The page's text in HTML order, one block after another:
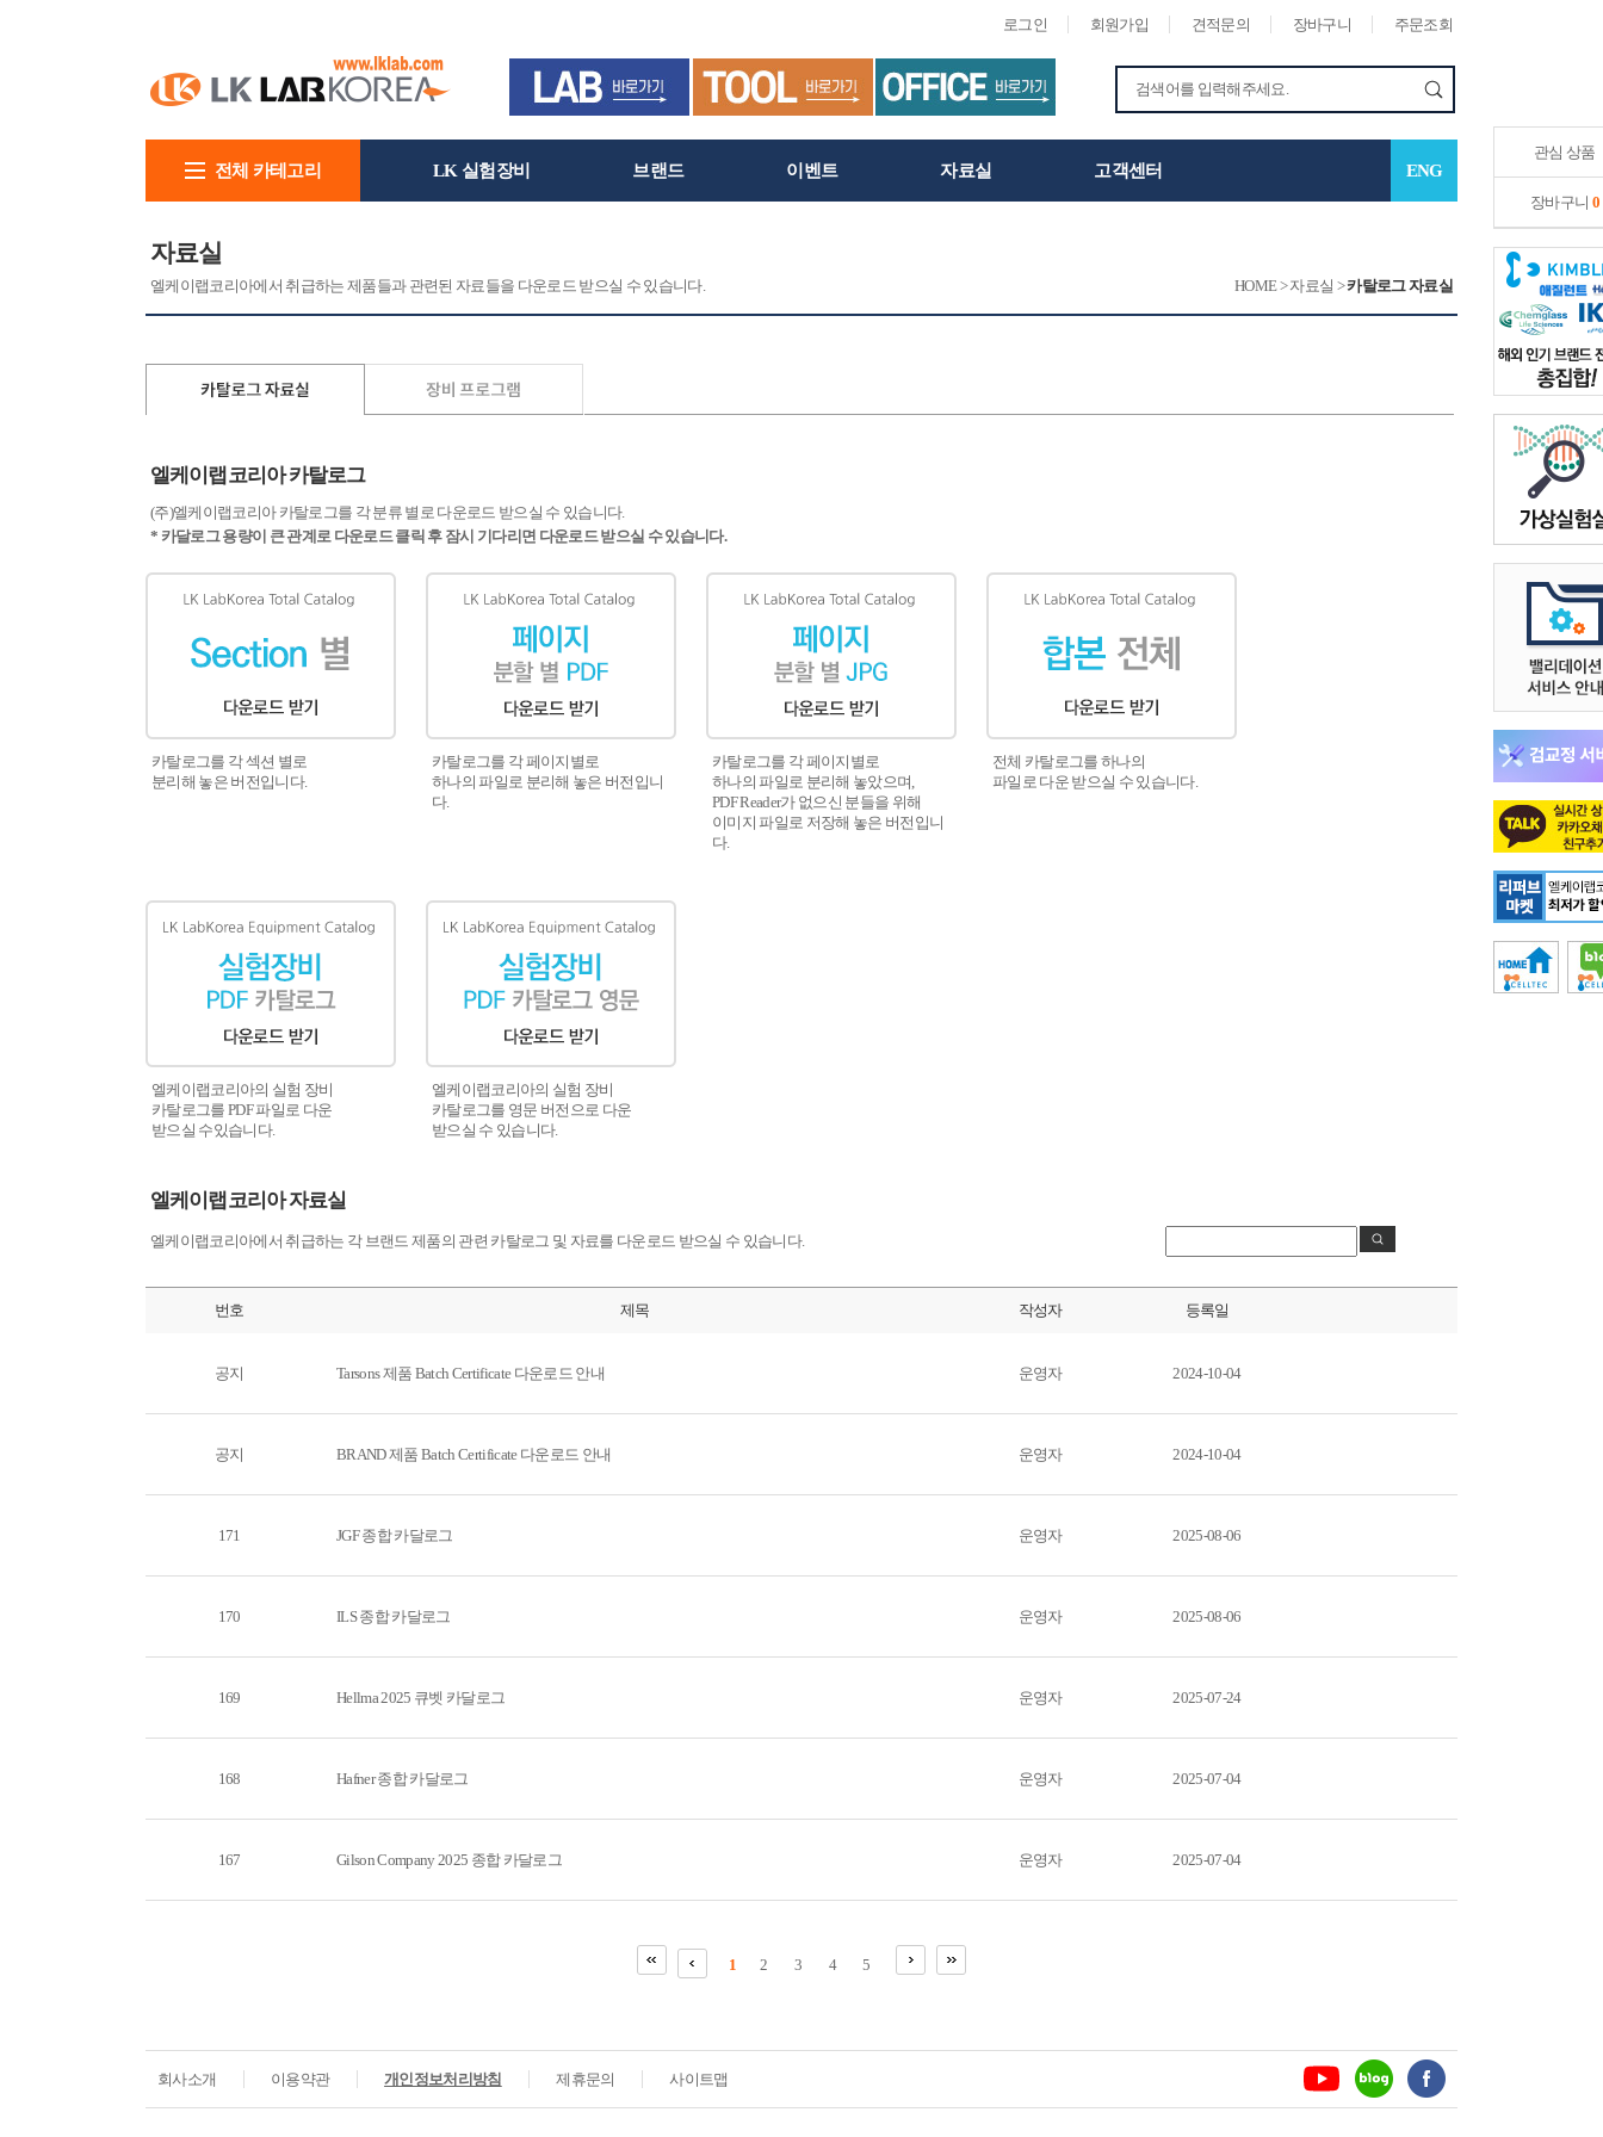
로그인 회원가입 견적문의 장바구니 주문조회
관심 상품
장바구니 0
전체 카테고리 LK 실험장비 브랜드 이벤트 자료실 고객센터 ENG
자료실
엘케이랩코리아에서 취급하는 제품들과 관련된 자료들을 다운로드 받으실 수 있습니다. HOME>자료실 >카탈로그 자료실
엘케이랩코리아 카탈로그
(주)엘케이랩코리아 카탈로그를 각 분류 별로 다운로드 받으실 수 있습니다.
* 카달로그 용량이 큰 관계로 다운로드 클릭 후 잠시 기다리면 다운로드 받으실 수 있습니다.
카탈로그를 각 섹션 별로
분리해 놓은 버전입니다.
카탈로그를 각 페이지별로
하나의 파일로 분리해 놓은 버전입니
다.
카탈로그를 각 페이지별로
하나의 파일로 분리해 놓았으며,
PDF Reader가 없으신 분들을 위해
이미지 파일로 저장해 놓은 버전입니
다.
전체 카탈로그를 하나의
파일로 다운 받으실 수 있습니다.
엘케이랩코리아의 실험 장비
카탈로그를 PDF 파일로 다운
받으실 수있습니다.
엘케이랩코리아의 실험 장비
카탈로그를 영문 버전으로 다운
받으실 수 있습니다.
엘케이랩코리아 자료실
엘케이랩코리아에서 취급하는 각 브랜드 제품의 관련 카탈로그 및 자료를 다운로드 받으실 수 있습니다.
번호 제목 작성자 등록일
공지 Tarsons 제품 Batch Certificate 다운로드 안내 운영자 2024-10-04
공지 BRAND 제품 Batch Certificate 다운로드 안내 운영자 2024-10-04
171 JGF 종합 카달로그 운영자 2025-08-06
170 ILS 종합 카달로그 운영자 2025-08-06
169 Hellma 2025 큐벳 카달로그 운영자 2025-07-24
168 Hafner 종합 카달로그 운영자 2025-07-04
167 Gilson Company 2025 종합 카달로그 운영자 2025-07-04
1 2 3 4 5
회사소개 이용약관 개인정보처리방침 제휴문의 사이트맵